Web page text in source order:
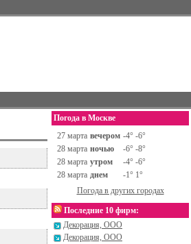
Погода в Москве
27 марта вечером -4° -6°
28 марта ночью
-6° -8°
28 марта утром
-4° -6°
28 марта днем
-1° 1°
Погода в других городах
Последние 10 фирм:
Декорация, ООО
Декорация, ООО